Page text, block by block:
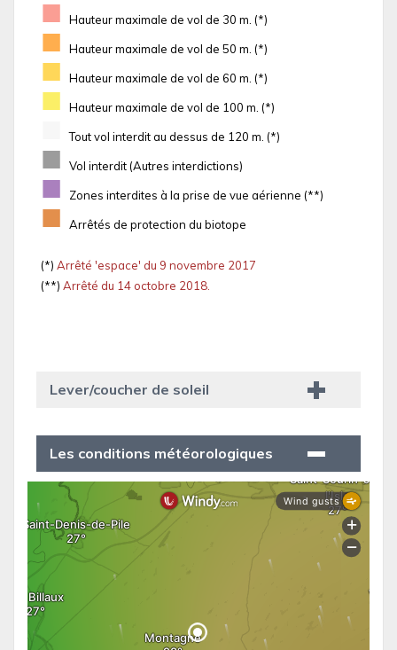
■ Hauteur maximale de vol de 30 m. (*)
■ Hauteur maximale de vol de 50 m. (*)
■ Hauteur maximale de vol de 60 m. (*)
■ Hauteur maximale de vol de 100 m. (*)
Tout vol interdit au dessus de 120 m. (*)
■ Vol interdit (Autres interdictions)
■ Zones interdites à la prise de vue aérienne (**)
■ Arrêtés de protection du biotope
(*) Arrêté 'espace' du 9 novembre 2017
(**) Arrêté du 14 octobre 2018.
Lever/coucher de soleil
Les conditions météorologiques